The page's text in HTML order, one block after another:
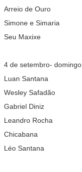
Arreio de Ouro
Simone e Simaria
Seu Maxixe
4 de setembro- domingo
Luan Santana
Wesley Safadão
Gabriel Diniz
Leandro Rocha
Chicabana
Léo Santana